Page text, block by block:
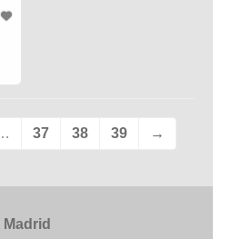
37 38 39 →
Madrid